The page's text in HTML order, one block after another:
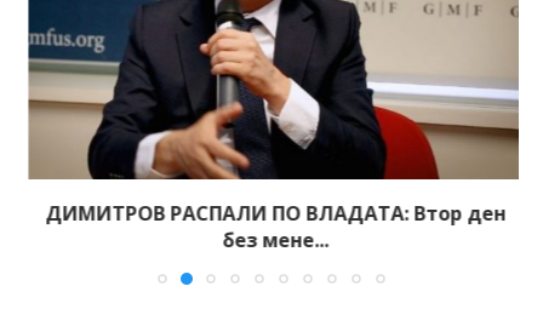
ДИМИТРОВ РАСПАЛИ ПО ВЛАДАТА: Втор ден
без мене...